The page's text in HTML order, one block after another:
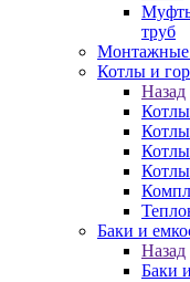
труб
Монтажные
Котлы и
Назад
Котлы
Баки и
Назад
Баки